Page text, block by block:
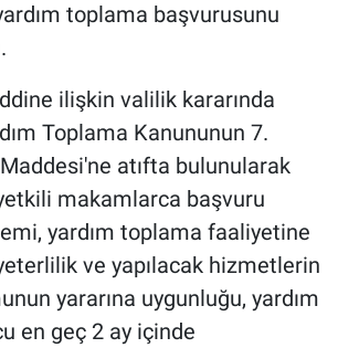
toplama başvurusunu
ilişkin valilik kararında
Toplama Kanununun 7.
atıfta bulunularak
makamlarca başvuru
yardım toplama faaliyetine
ve yapılacak hizmetlerin
yararına uygunluğu, yardım
en geç 2 ay içinde